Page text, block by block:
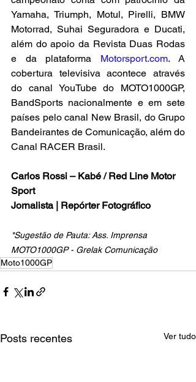
Yamaha, Triumph, Motul, Pirelli, BMW
Motorrad, Suhai Seguradora e Ducati,
além do apoio da Revista Duas Rodas
e da plataforma Motorsport.com. A
cobertura televisiva acontece através
do canal YouTube do MOTO1000GP,
BandSports nacionalmente e em sete
países pelo canal New Brasil, do Grupo
Bandeirantes de Comunicação, além do
Canal RACER Brasil.
Carlos Rossi – Kabé / Red Line Motor
Sport
Jornalista | Repórter Fotográfico
*Sugestão de Pauta: Ass. Imprensa
MOTO1000GP - Grelak Comunicação
Moto1000GP
Posts recentes Ver tudo